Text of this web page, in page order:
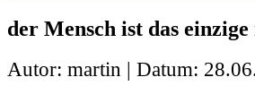
der Mensch ist das
Autor: martin | Datum: